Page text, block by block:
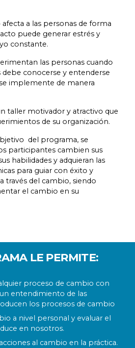
a las personas de forma
puede generar estrés y
constante.
las personas cuando
debe conocerse y entenderse
implemente de manera
taller motivador y atractivo que
de su organización.
del programa, se
participantes cambien sus
habilidades y adquieran las
para guiar con éxito y
través del cambio, siendo
el cambio en su
LE PERMITE:
proceso de cambio con
entendimiento de las
los procesos de cambio
a nivel personal y evaluar el
en nosotros.
al cambio en la práctica.